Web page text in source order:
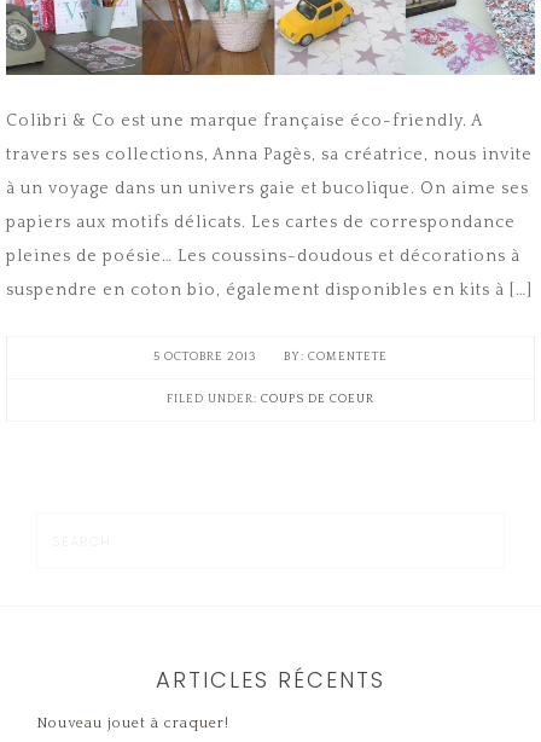
Colibri & Co est une marque française éco-friendly. A
travers ses collections, Anna Pagès, sa créatrice, nous invite
à un voyage dans un univers gaie et bucolique. On aime ses
papiers aux motifs délicats. Les cartes de correspondance
pleines de poésie… Les coussins-doudous et décorations à
suspendre en coton bio, également disponibles en kits à […]
5 OCTOBRE 2013 COMENTETE
FILED UNDER: COUPS DE COEUR
ARTICLES RÉCENTS
Nouveau jouet à craquer!